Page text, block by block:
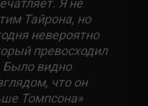
Тайрона, но
невероятно
превосходил
Было видно
что он
Томпсона»